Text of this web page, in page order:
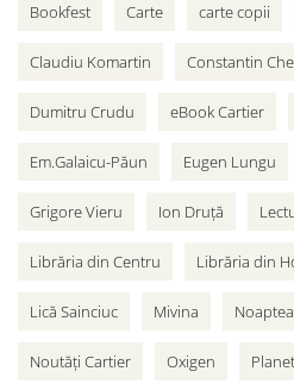
Bookfest Carte carte copii
Claudiu Komartin Constantin
Dumitru Crudu eBook Cartier
Em.Galaicu-Păun Eugen Lungu
Grigore Vieru Ion Druță
Librăria din Centru Librăria din
Lică Sainciuc Mivina
Noutăți Cartier Oxigen